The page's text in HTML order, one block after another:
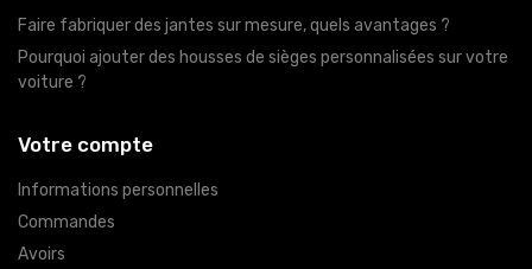
Faire fabriquer des jantes sur mesure, quels avantages ?
Pourquoi ajouter des housses de sièges personnalisées sur votre
voiture ?
Votre compte
Informations personnelles
Commandes
Avoirs